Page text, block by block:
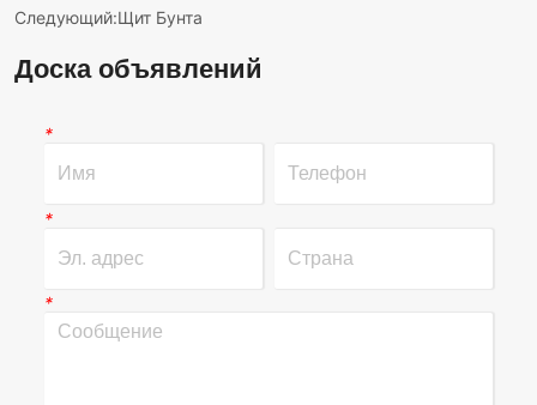
Следующий:Щит Бунта
Доска объявлений
*
*
*